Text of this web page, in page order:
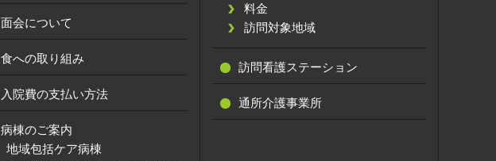
面会について
食への取り組み
入院費の支払い方法
病棟のご案内
地域包括ケア病棟
料金
訪問対象地域
訪問看護ステーション
通所介護事業所